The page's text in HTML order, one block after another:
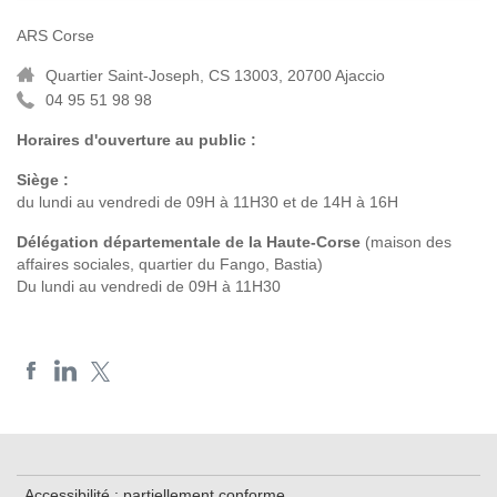
ARS Corse
Quartier Saint-Joseph, CS 13003, 20700 Ajaccio
04 95 51 98 98
Horaires d'ouverture au public :
Siège :
du lundi au vendredi de 09H à 11H30 et de 14H à 16H
Délégation départementale de la Haute-Corse (maison des
affaires sociales, quartier du Fango, Bastia)
Du lundi au vendredi de 09H à 11H30